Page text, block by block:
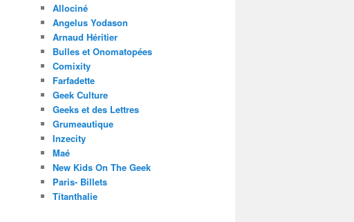
Allociné
Angelus Yodason
Arnaud Héritier
Bulles et Onomatopées
Comixity
Farfadette
Geek Culture
Geeks et des Lettres
Grumeautique
Inzecity
Maé
New Kids On The Geek
Paris- Billets
Titanthalie